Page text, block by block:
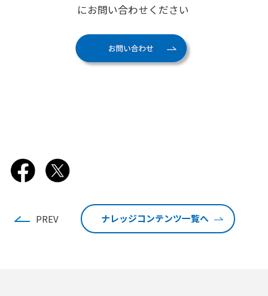
にお問い合わせください
PREV ナレッジコンテンツ一覧へ